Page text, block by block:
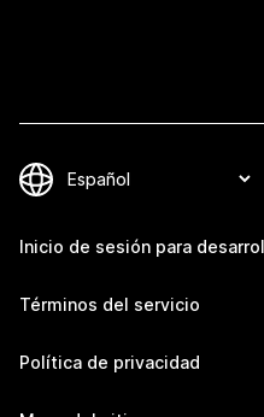
Inicio de sesión para
Términos del servicio
Política de privacidad